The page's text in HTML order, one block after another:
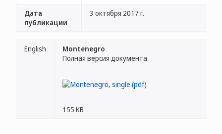
Дата
публикации
3 октября 2017 г.
English
Montenegro
Полная версия документа
155 KB